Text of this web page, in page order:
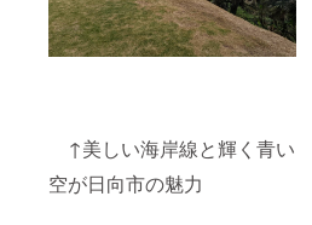
↑美しい海岸線と輝く青い
空が日向市の魅力